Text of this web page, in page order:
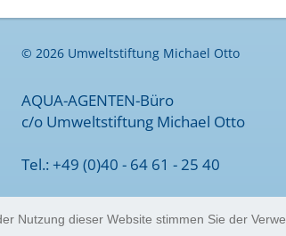
Nutzung dieser Website stimmen Sie der
© 2026 Umweltstiftung Michael Otto
AQUA-AGENTEN-Büro
c/o Umweltstiftung Michael Otto
Tel.: +49 (0)40 - 64 61 - 25 40